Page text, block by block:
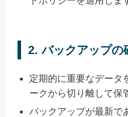
2.バックアップの
定期的に重要なデータ
ークから切り離して保
バックアップが最新で